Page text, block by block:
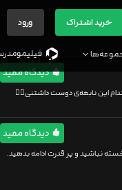
خرید اشتراک ورود
دیدگاه مفید
این نابغه‌ی دوست داشتنی👌🏻
دیدگاه مفید
نباشید و پر قدرت ادامه بدهید.